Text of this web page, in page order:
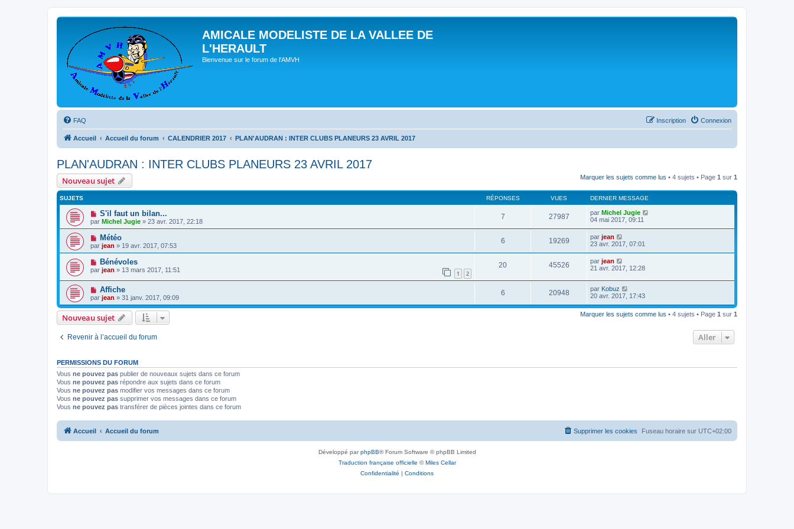
AMICALE MODELISTE DE LA VALLEE DE
L'HERAULT
Bienvenue sur le forum de l'AMVH
FAQ Connexion
Inscription
Accueil Accueil du forum CALENDRIER 2017 PLAN'AUDRAN : INTER CLUBS PLANEURS 23 AVRIL 2017
PLAN'AUDRAN : INTER CLUBS PLANEURS 23 AVRIL 2017
Nouveau sujet Marquer les sujets comme lus • 4 sujets • Page 1 sur 1
SUJETS RÉPONSES VUES DERNIER MESSAGE
S'il faut un bilan...
par Michel Jugie » 23 avr. 2017, 22:18
7 27987 par Michel Jugie
04 mai 2017, 09:11
Météo
par jean » 19 avr. 2017, 07:53
6 19269 par jean
23 avr. 2017, 07:01
Bénévoles
par jean » 13 mars 2017, 11:51 1 2
20 45526 par jean
21 avr. 2017, 12:28
Affiche
par jean » 31 janv. 2017, 09:09
6 20948 par Kobuz
20 avr. 2017, 17:43
Nouveau sujet Marquer les sujets comme lus • 4 sujets • Page 1 sur 1
Revenir à l’accueil du forum Aller
PERMISSIONS DU FORUM
Vous ne pouvez pas publier de nouveaux sujets dans ce forum
Vous ne pouvez pas répondre aux sujets dans ce forum
Vous ne pouvez pas modifier vos messages dans ce forum
Vous ne pouvez pas supprimer vos messages dans ce forum
Vous ne pouvez pas transférer de pièces jointes dans ce forum
Accueil Accueil du forum Fuseau horaire sur UTC+02:00
Supprimer les cookies
Développé parphpBB® Forum Software © phpBB Limited
Traduction française officielle ©Miles Cellar
Confidentialité | Conditions